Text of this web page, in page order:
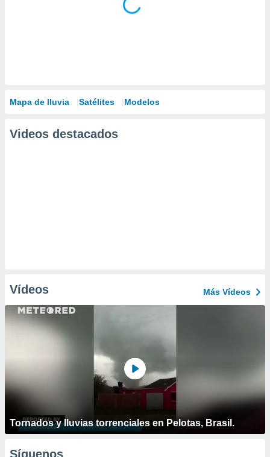
Mapa de lluvia Satélites Modelos
Videos destacados
Vídeos Más Vídeos
Tornados y lluvias torrenciales en Pelotas, Brasil.
Síguenos